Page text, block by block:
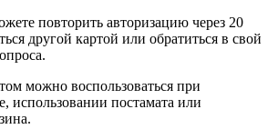
повторить авторизацию через 20
другой картой или обратиться в свой
можно воспользоваться при
использовании постамата или